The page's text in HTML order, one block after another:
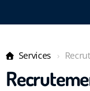
Services